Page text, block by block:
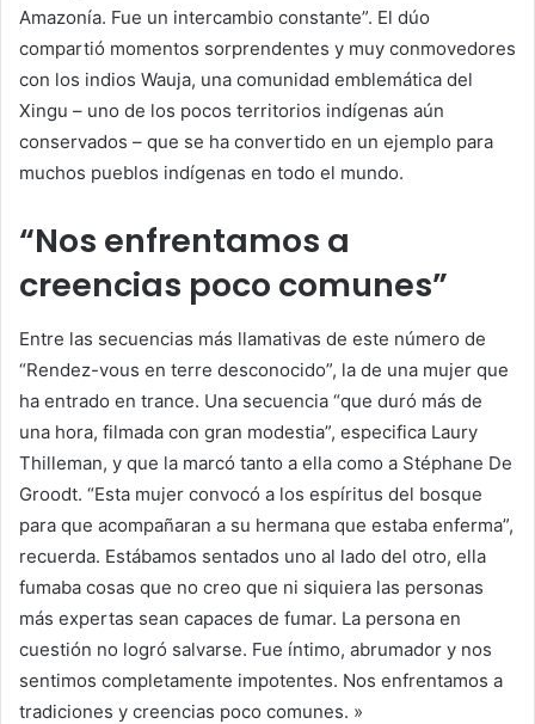
Amazonía. Fue un intercambio constante”. El dúo
compartió momentos sorprendentes y muy conmovedores
con los indios Wauja, una comunidad emblemática del
Xingu – uno de los pocos territorios indígenas aún
conservados – que se ha convertido en un ejemplo para
muchos pueblos indígenas en todo el mundo.
“Nos enfrentamos a
creencias poco comunes”
Entre las secuencias más llamativas de este número de
“Rendez-vous en terre desconocido”, la de una mujer que
ha entrado en trance. Una secuencia “que duró más de
una hora, filmada con gran modestia”, especifica Laury
Thilleman, y que la marcó tanto a ella como a Stéphane De
Groodt. “Esta mujer convocó a los espíritus del bosque
para que acompañaran a su hermana que estaba enferma”,
recuerda. Estábamos sentados uno al lado del otro, ella
fumaba cosas que no creo que ni siquiera las personas
más expertas sean capaces de fumar. La persona en
cuestión no logró salvarse. Fue íntimo, abrumador y nos
sentimos completamente impotentes. Nos enfrentamos a
tradiciones y creencias poco comunes. »